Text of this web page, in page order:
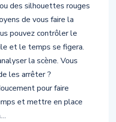
des silhouettes rouges
de vous faire la
pouvez contrôler le
et le temps se figera.
la scène. Vous
les arrêter ?
pour faire
et mettre en place